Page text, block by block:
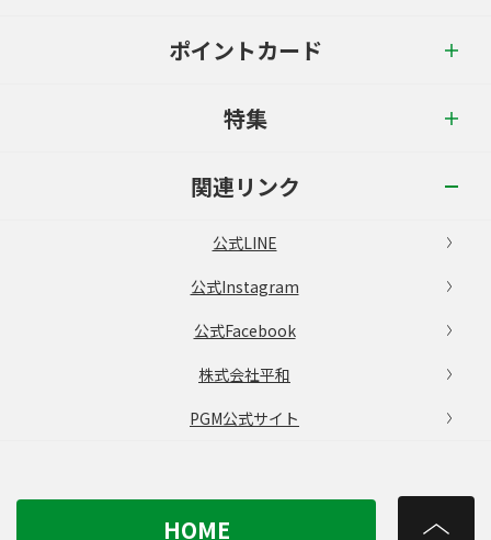
ポイントカード
特集
関連リンク
公式LINE
公式Instagram
公式Facebook
株式会社平和
PGM公式サイト
HOME